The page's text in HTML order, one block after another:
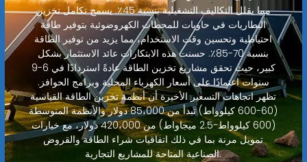
مما يقلل التكاليف التشغيلية بنسبة 45٪. يسمح تكامل تخزين
البطاريات في حاويات للمحطات الكهروضوئية بتوفير طاقة
احتياطية وتحسين وقت الاستخدام، مما يزيد من توفير الطاقة
بنسبة 70-85٪. حسنت هذه الابتكارات عائد الاستثمار بشكل
كبير، حيث تحقق مشاريع تخزين الطاقة عادةً استردادًا في 6-9
سنوات اعتمادًا على أسعار الكهرباء المحلية وبرامج الحوافز.
تظهر اتجاهات التسعير الأخيرة أن أنظمة تخزين الطاقة القياسية
(60-600 كيلوواط) تبدأ من 85،000 دولار والأنظمة المتوسطة
(600 كيلوواط-2.5 ميجاواط) من 420،000 دولار، مع خيارات
تمويل مرنة بما في ذلك اتفاقيات شراء الطاقة والقروض
الصناعية المتاحة للمشاريع التجارية.